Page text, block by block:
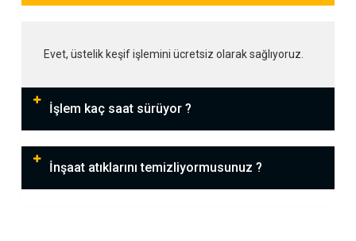
Evet, üstelik keşif işlemini ücretsiz olarak sağlıyoruz.
İşlem kaç saat sürüyor ?
İnşaat atıklarını temizliyormusunuz ?